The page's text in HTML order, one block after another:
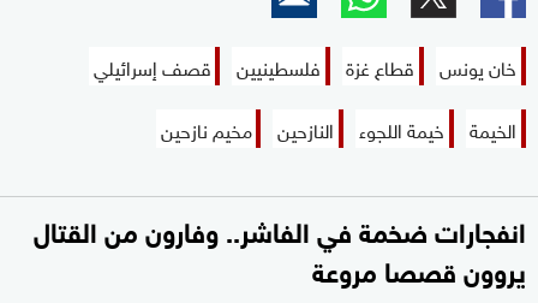
خان يونس قطاع غزة فلسطينيين
قصف إسرائيلي
الخيمة
خيمة اللجوء النازحين مخيم نازحين
انفجارات ضخمة في الفاشر.. وفارون من القتال
يروون قصصا مروعة